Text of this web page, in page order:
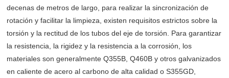
decenas de metros de largo, para realizar la sincronización de
rotación y facilitar la limpieza, existen requisitos estrictos sobre la
torsión y la rectitud de los tubos del eje de torsión. Para garantizar
la resistencia, la rigidez y la resistencia a la corrosión, los
materiales son generalmente Q355B, Q460B y otros galvanizados
en caliente de acero al carbono de alta calidad o S355GD,